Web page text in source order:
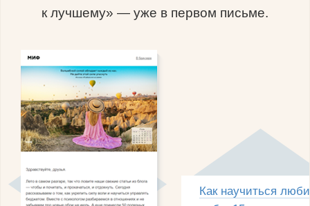
к лучшему» — уже в первом письме.
Как научиться